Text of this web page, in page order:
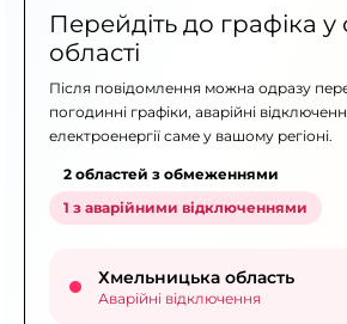
Перейдіть до графіка у
області
Після повідомлення можна одразу
погодинні графіки, аварійні
електроенергії саме у вашому регіоні.
2 областей з обмеженнями
1 з аварійними відключеннями
Хмельницька область
Аварійні відключення